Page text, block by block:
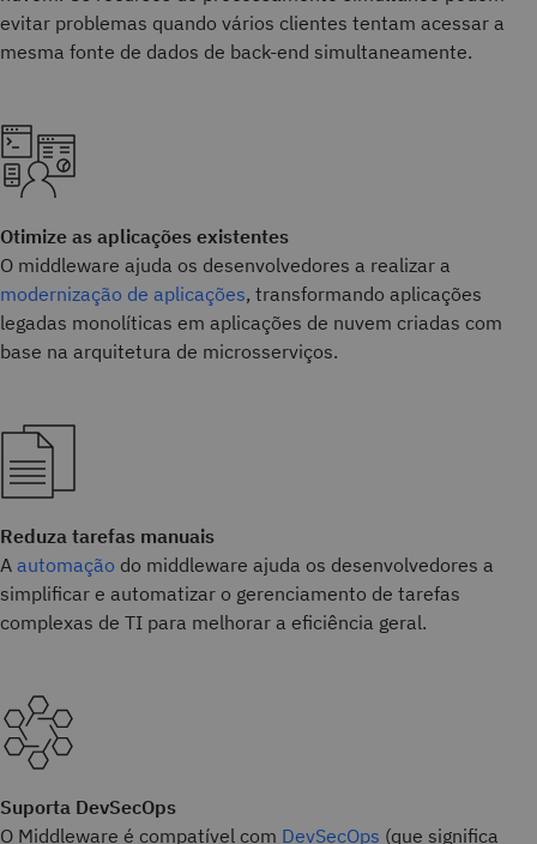
evitar problemas quando vários clientes tentam acessar a
mesma fonte de dados de back-end simultaneamente.
Otimize as aplicações existentes
O middleware ajuda os desenvolvedores a realizar a
modernização de aplicações, transformando aplicações
legadas monolíticas em aplicações de nuvem criadas com
base na arquitetura de microsserviços.
Reduza tarefas manuais
A automação do middleware ajuda os desenvolvedores a
simplificar e automatizar o gerenciamento de tarefas
complexas de TI para melhorar a eficiência geral.
Suporta DevSecOps
O Middleware é compatível com DevSecOps (que significa